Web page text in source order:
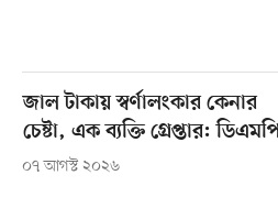
জাল টাকায় স্বর্ণালংকার কেনার
চেষ্টা, এক ব্যক্তি গ্রেপ্তার:
০৭ আগস্ট ২০২৬